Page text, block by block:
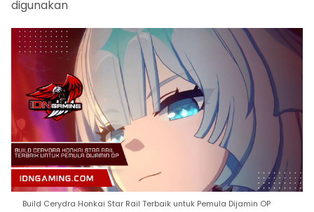
digunakan
Build Cerydra Honkai Star Rail Terbaik untuk Pemula Dijamin OP